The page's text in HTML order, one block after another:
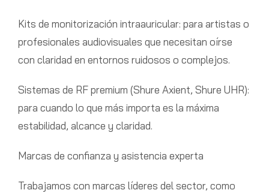
Kits de monitorización intraauricular: para artistas o
profesionales audiovisuales que necesitan oírse
con claridad en entornos ruidosos o complejos.
Sistemas de RF premium (Shure Axient, Shure UHR):
para cuando lo que más importa es la máxima
estabilidad, alcance y claridad.
Marcas de confianza y asistencia experta
Trabajamos con marcas líderes del sector, como